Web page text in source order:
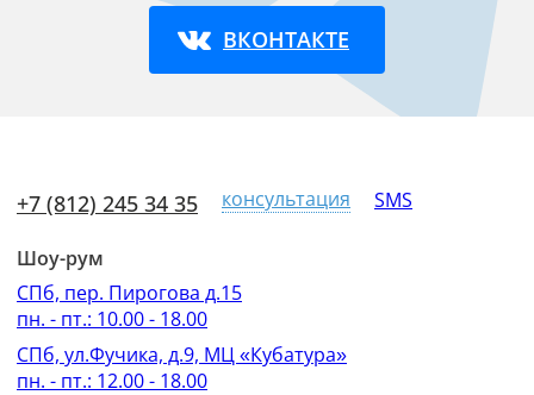
ВКОНТАКТЕ
+7 (812) 245 34 35 консультация SMS
Шоу-рум
СПб, пер. Пирогова д.15
пн. - пт.: 10.00 - 18.00
СПб, ул.Фучика, д.9, МЦ «Кубатура»
пн. - пт.: 12.00 - 18.00